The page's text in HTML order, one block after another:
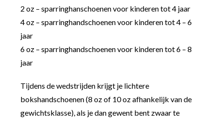
2 oz – sparringhanschoenen voor kinderen tot 4 jaar
4 oz – sparringhandschoenen voor kinderen tot 4 – 6
jaar
6 oz – sparringhandschoenen voor kinderen tot 6 – 8
jaar
Tijdens de wedstrijden krijgt je lichtere
bokshandschoenen (8 oz of 10 oz afhankelijk van de
gewichtsklasse), als je dan gewent bent zwaar te